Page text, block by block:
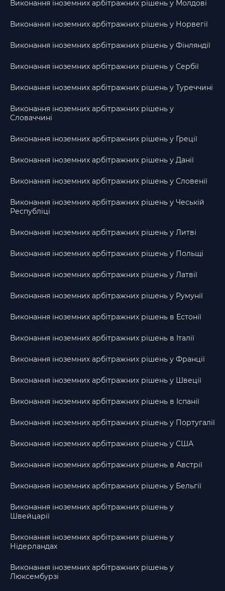
Виконання іноземних арбітражних рішень у Молдові
Виконання іноземних арбітражних рішень у Норвегії
Виконання іноземних арбітражних рішень у Фінляндії
Виконання іноземних арбітражних рішень у Сербії
Виконання іноземних арбітражних рішень у Туреччині
Виконання іноземних арбітражних рішень у
Словаччині
Виконання іноземних арбітражних рішень у Греції
Виконання іноземних арбітражних рішень у Данії
Виконання іноземних арбітражних рішень у Словенії
Виконання іноземних арбітражних рішень у Чеській
Республіці
Виконання іноземних арбітражних рішень у Литві
Виконання іноземних арбітражних рішень у Польщі
Виконання іноземних арбітражних рішень у Латвії
Виконання іноземних арбітражних рішень у Румунії
Виконання іноземних арбітражних рішень в Естонії
Виконання іноземних арбітражних рішень в Італії
Виконання іноземних арбітражних рішень у Франції
Виконання іноземних арбітражних рішень у Швеції
Виконання іноземних арбітражних рішень в Іспанії
Виконання іноземних арбітражних рішень у Португалії
Виконання іноземних арбітражних рішень у США
Виконання іноземних арбітражних рішень в Австрії
Виконання іноземних арбітражних рішень у Бельгії
Виконання іноземних арбітражних рішень у
Швейцарії
Виконання іноземних арбітражних рішень у
Нідерландах
Виконання іноземних арбітражних рішень у
Люксембурзі